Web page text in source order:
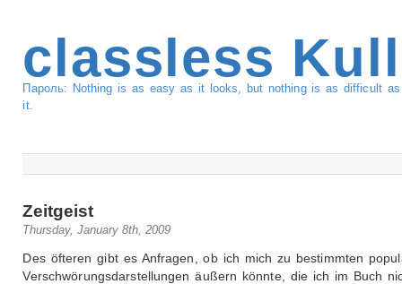
classless
Пароль: Nothing is as easy as it looks, but nothing is as difficult
it.
Zeitgeist
Thursday, January 8th, 2009
Des öfteren gibt es Anfragen, ob ich mich zu bestimmten
Verschwörungsdarstellungen äußern könnte, die ich im Buch